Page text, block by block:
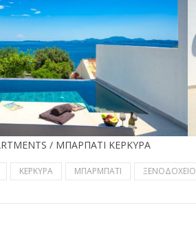
/ ΜΠΑΡΠΑΤΙ ΚΕΡΚΥΡΑ
ΚΕΡΚΥΡΑ ΜΠΑΡΜΠΑΤΙ ΞΕΝΟΔΟΧΕΙΟ